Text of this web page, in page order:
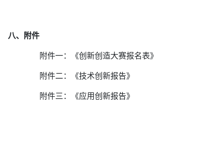
八、附件
附件一：《创新创造大赛报名表》
附件二：《技术创新报告》
附件三：《应用创新报告》